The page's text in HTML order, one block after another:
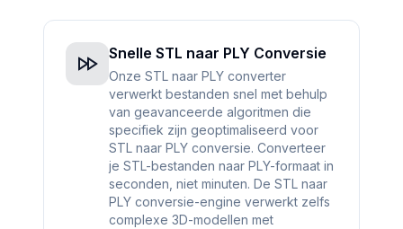
Snelle STL naar PLY Conversie
Onze STL naar PLY converter
verwerkt bestanden snel met behulp
van geavanceerde algoritmen die
specifiek zijn geoptimaliseerd voor
STL naar PLY conversie. Converteer
je STL-bestanden naar PLY-formaat in
seconden, niet minuten. De STL naar
PLY conversie-engine verwerkt zelfs
complexe 3D-modellen met